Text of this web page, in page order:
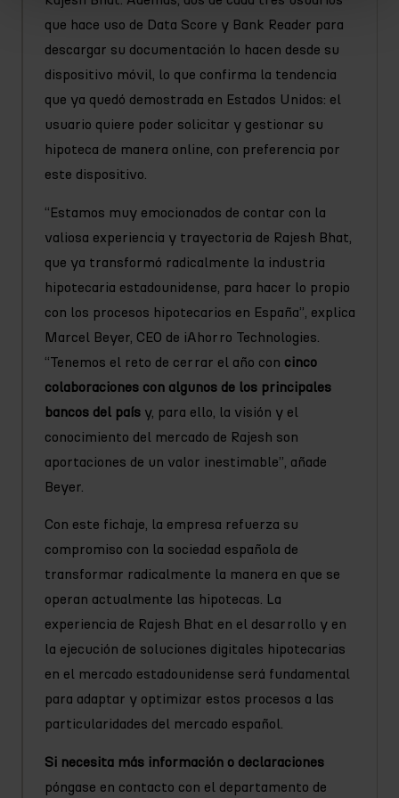
que hace uso de Data Score y Bank Reader para
descargar su documentación lo hacen desde su
dispositivo móvil, lo que confirma la tendencia
que ya quedó demostrada en Estados Unidos: el
usuario quiere poder solicitar y gestionar su
hipoteca de manera online, con preferencia por
este dispositivo.
“Estamos muy emocionados de contar con la
valiosa experiencia y trayectoria de Rajesh Bhat,
que ya transformó radicalmente la industria
hipotecaria estadounidense, para hacer lo propio
con los procesos hipotecarios en España”, explica
Marcel Beyer, CEO de iAhorro Technologies.
“Tenemos el reto de cerrar el año con cinco
colaboraciones con algunos de los principales
bancos del país y, para ello, la visión y el
conocimiento del mercado de Rajesh son
aportaciones de un valor inestimable”, añade
Beyer.
Con este fichaje, la empresa refuerza su
compromiso con la sociedad española de
transformar radicalmente la manera en que se
operan actualmente las hipotecas. La
experiencia de Rajesh Bhat en el desarrollo y en
la ejecución de soluciones digitales hipotecarias
en el mercado estadounidense será fundamental
para adaptar y optimizar estos procesos a las
particularidades del mercado español.
Si necesita más información o declaraciones
póngase en contacto con el departamento de